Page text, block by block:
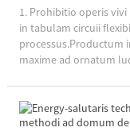
1. Prohibitio operis vivi
in tabulam circuii
processus.Productum
maxime ad ornatum